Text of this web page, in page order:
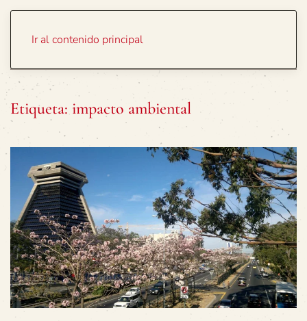
Ir al contenido principal
Etiqueta: impacto ambiental